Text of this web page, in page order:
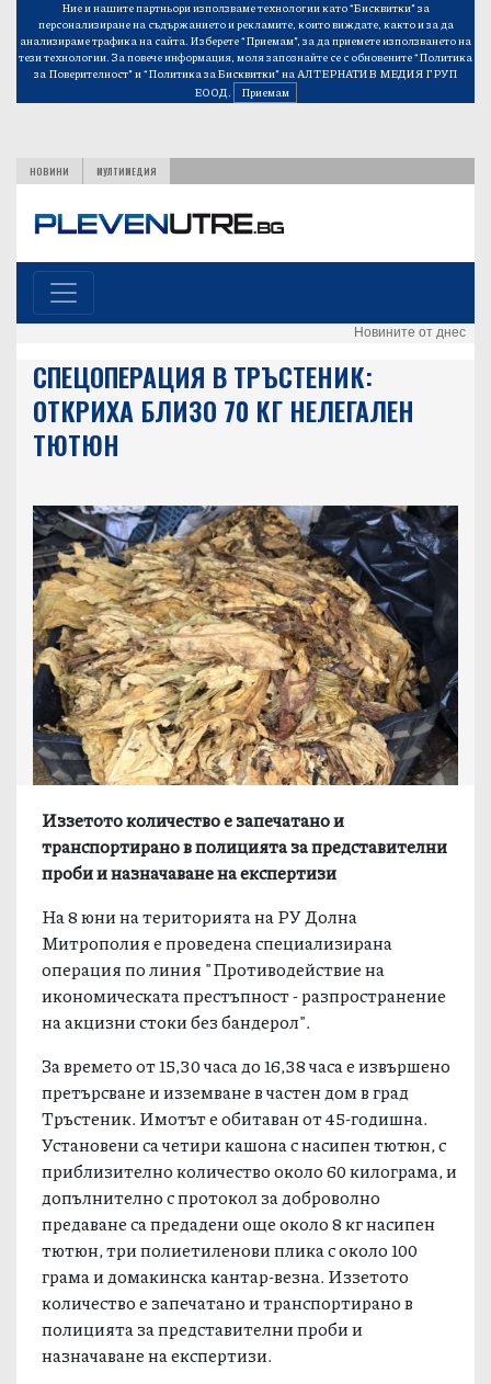
Ние и нашите партньори използваме технологии като “Бисквитки” за
персонализиране на съдържанието и рекламите, които виждате, както и за да
анализираме трафика на сайта. Изберете “Приемам”, за да приемете използването на
тези технологии. За повече информация, моля запознайте се с обновените“Политика
за Поверителност”и“Политика за Бисквитки”на АЛТЕРНАТИВ МЕДИЯ ГРУП
ЕООД.
Приемам
НОВИНИ МУЛТИМЕДИЯ
Новините от днес
СПЕЦОПЕРАЦИЯ В ТРЪСТЕНИК:
ОТКРИХА БЛИЗО 70 КГ НЕЛЕГАЛЕН
ТЮТЮН
Иззетото количество е запечатано и
транспортирано в полицията за представителни
проби и назначаване на експертизи
На 8 юни на територията на РУ Долна
Митрополия е проведена специализирана
операция по линия "Противодействие на
икономическата престъпност - разпространение
на акцизни стоки без бандерол".
За времето от 15,30 часа до 16,38 часа е извършено
претърсване и изземване в частен дом в град
Тръстеник. Имотът е обитаван от 45-годишна.
Установени са четири кашона с насипен тютюн, с
приблизително количество около 60 килограма, и
допълнително с протокол за доброволно
предаване са предадени още около 8 кг насипен
тютюн, три полиетиленови плика с около 100
грама и домакинска кантар-везна. Иззетото
количество е запечатано и транспортирано в
полицията за представителни проби и
назначаване на експертизи.